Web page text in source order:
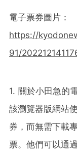
電子票券圖片：
https://
91/
1. 關於小田急的
該瀏覽器版網站
券，而無需下載
票。他們可以通